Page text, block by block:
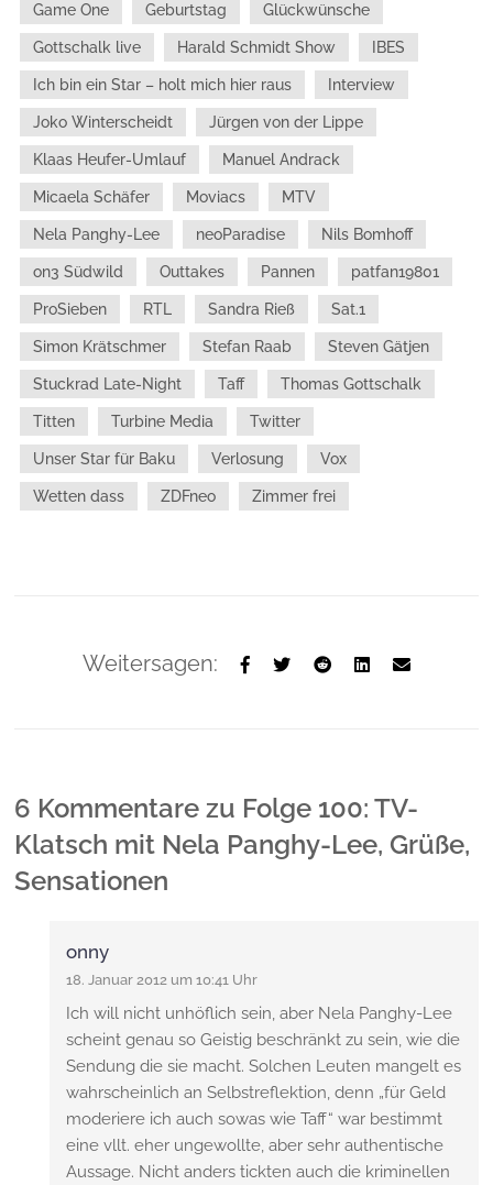
Game One Geburtstag Glückwünsche
Gottschalk live Harald Schmidt Show IBES
Ich bin ein Star – holt mich hier raus Interview
Joko Winterscheidt Jürgen von der Lippe
Klaas Heufer-Umlauf Manuel Andrack
Micaela Schäfer Moviacs MTV
Nela Panghy-Lee neoParadise Nils Bomhoff
on3 Südwild Outtakes Pannen patfan19801
ProSieben RTL Sandra Rieß Sat.1
Simon Krätschmer Stefan Raab Steven Gätjen
Stuckrad Late-Night Taff Thomas Gottschalk
Titten Turbine Media Twitter
Unser Star für Baku Verlosung Vox
Wetten dass ZDFneo Zimmer frei
Weitersagen:
6 Kommentare zu Folge 100: TV-
Klatsch mit Nela Panghy-Lee, Grüße,
Sensationen
onny
18. Januar 2012 um 10:41 Uhr
Ich will nicht unhöflich sein, aber Nela Panghy-Lee
scheint genau so Geistig beschränkt zu sein, wie die
Sendung die sie macht. Solchen Leuten mangelt es
wahrscheinlich an Selbstreflektion, denn „für Geld
moderiere ich auch sowas wie Taff“ war bestimmt
eine vllt. eher ungewollte, aber sehr authentische
Aussage. Nicht anders tickten auch die kriminellen